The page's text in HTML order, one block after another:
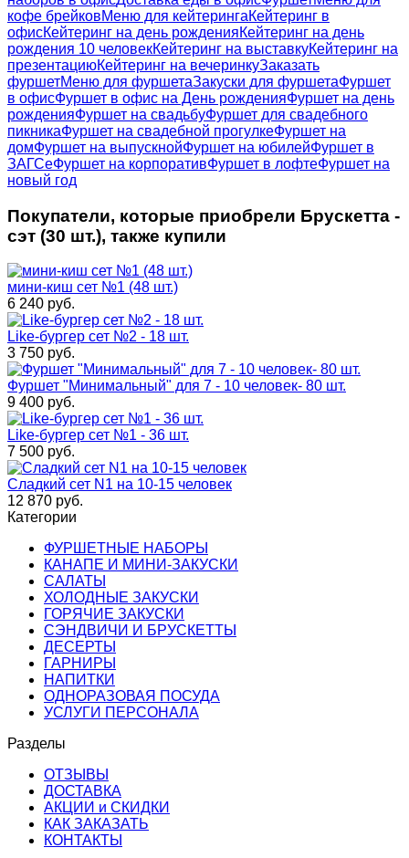
кофе брейковМеню для кейтерингаКейтеринг в
офисКейтеринг на день рожденияКейтеринг на день
рождения 10 человекКейтеринг на выставкуКейтеринг на
презентациюКейтеринг на вечеринкуЗаказать
фуршетМеню для фуршетаЗакуски для фуршетаФуршет
в офисФуршет в офис на День рожденияФуршет на день
рожденияФуршет на свадьбуФуршет для свадебного
пикникаФуршет на свадебной прогулкеФуршет на
домФуршет на выпускнойФуршет на юбилейФуршет в
ЗАГСеФуршет на корпоративФуршет в лофтеФуршет на
новый год
Покупатели, которые приобрели Брускетта -
сэт (30 шт.), также купили
мини-киш сет №1 (48 шт.)
6 240 руб.
Like-бургер сет №2 - 18 шт.
3 750 руб.
Фуршет "Минимальный" для 7 - 10 человек- 80 шт.
9 400 руб.
Like-бургер сет №1 - 36 шт.
7 500 руб.
Сладкий сет N1 на 10-15 человек
12 870 руб.
Категории
ФУРШЕТНЫЕ НАБОРЫ
КАНАПЕ И МИНИ-ЗАКУСКИ
САЛАТЫ
ХОЛОДНЫЕ ЗАКУСКИ
ГОРЯЧИЕ ЗАКУСКИ
СЭНДВИЧИ И БРУСКЕТТЫ
ДЕСЕРТЫ
ГАРНИРЫ
НАПИТКИ
ОДНОРАЗОВАЯ ПОСУДА
УСЛУГИ ПЕРСОНАЛА
Разделы
ОТЗЫВЫ
ДОСТАВКА
АКЦИИ и СКИДКИ
КАК ЗАКАЗАТЬ
КОНТАКТЫ